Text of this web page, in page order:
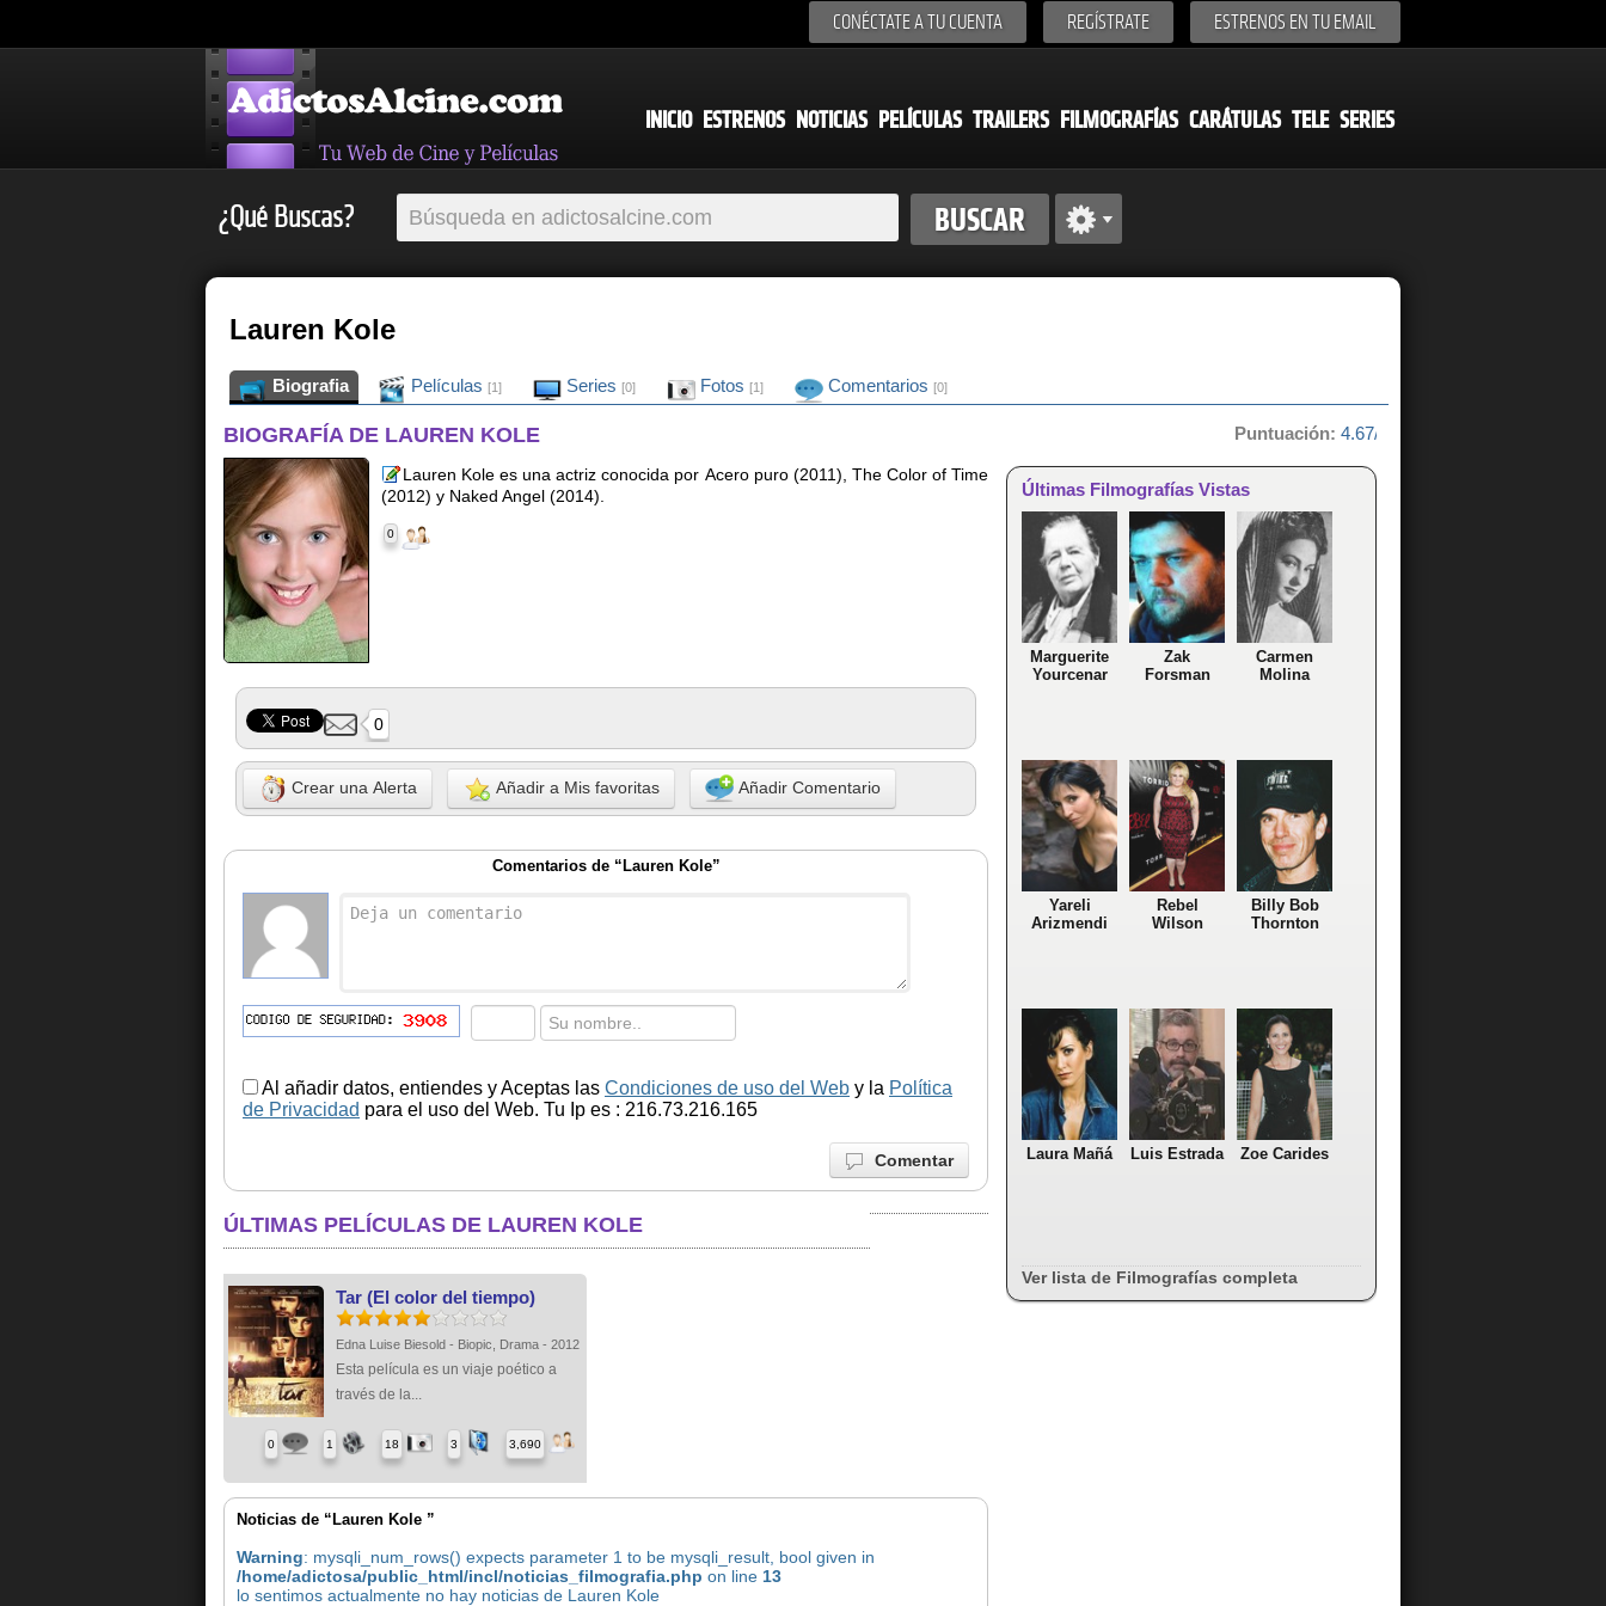
CONÉCTATE A TU CUENTA REGÍSTRATE ESTRENOS EN TU EMAIL
INICIO ESTRENOS NOTICIAS PELÍCULAS TRAILERS FILMOGRAFÍAS CARÁTULAS TELE SERIES
¿Qué Buscas?
Lauren Kole
Biografia Películas [1] Series [0] Fotos [1] Comentarios [0]
BIOGRAFÍA DE LAUREN KOLE
Lauren Kole es una actriz conocida por Acero puro (2011), The Color of Time
(2012) y Naked Angel (2014).
0
0
Crear una Alerta Añadir a Mis favoritas Añadir Comentario
Comentarios de “Lauren Kole”
Al añadir datos, entiendes y Aceptas las Condiciones de uso del Web y la Política
de Privacidad para el uso del Web. Tu Ip es : 216.73.216.165
Comentar
ÚLTIMAS PELÍCULAS DE LAUREN KOLE
Tar (El color del tiempo)
Edna Luise Biesold - Biopic, Drama - 2012
Esta película es un viaje poético a
través de la...
0 1 18 3 3,690
Noticias de “Lauren Kole ”
Warning: mysqli_num_rows() expects parameter 1 to be mysqli_result, bool given in
/home/adictosa/public_html/incl/noticias_filmografia.php on line 13
lo sentimos actualmente no hay noticias de Lauren Kole
Puntuación: 4.67/10 de 3 votos
Últimas Filmografías Vistas
Marguerite
Yourcenar
Zak
Forsman
Carmen
Molina
Yareli
Arizmendi
Rebel
Wilson
Billy Bob
Thornton
Laura Mañá Luis Estrada Zoe Carides
Ver lista de Filmografías completa